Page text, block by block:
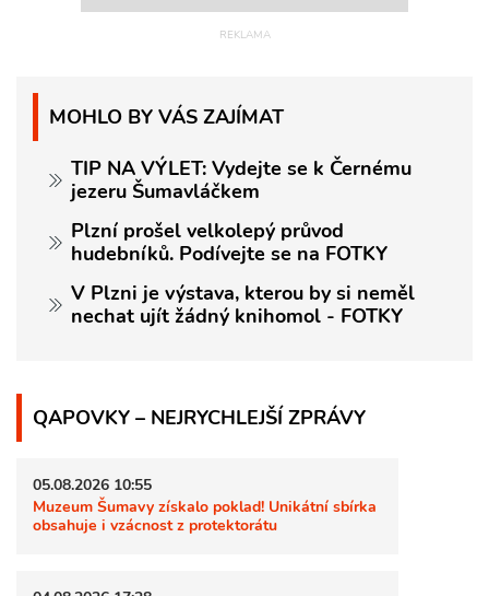
MOHLO BY VÁS ZAJÍMAT
TIP NA VÝLET: Vydejte se k Černému
jezeru Šumavláčkem
Plzní prošel velkolepý průvod
hudebníků. Podívejte se na FOTKY
V Plzni je výstava, kterou by si neměl
nechat ujít žádný knihomol - FOTKY
QAPOVKY – NEJRYCHLEJŠÍ ZPRÁVY
05.08.2026 10:55
Muzeum Šumavy získalo poklad! Unikátní sbírka
obsahuje i vzácnost z protektorátu